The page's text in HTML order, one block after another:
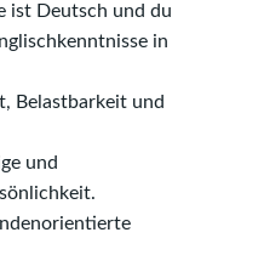
ist Deutsch und du
in
Belastbarkeit und
und